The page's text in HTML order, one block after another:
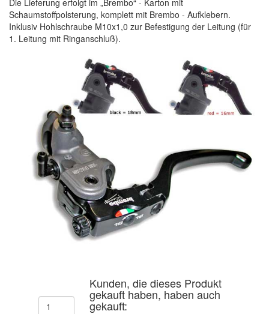
Schaumstoffpolsterung, komplett mit Brembo - Aufklebern.
Inklusiv Hohlschraube M10x1,0 zur Befestigung der Leitung (für
1. Leitung mit Ringanschluß).
Kunden, die dieses Produkt
gekauft haben, haben auch
gekauft: